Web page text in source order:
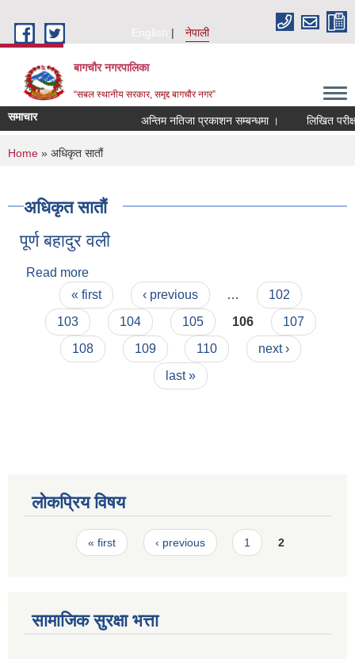
English
नेपाली
बागचौर नगरपालिका
“सबल स्थानीय सरकार, समृद्द बागचौर नगर”
समाचार अन्तिम नतिजा प्रकाशन सम्बन्धमा । लिखित
You are here
Home » अधिकृत सातौं
अधिकृत सातौं
पूर्ण बहादुर वली
Read more
Pages« first ‹ previous …
102
103
104 105 106
107
108
109 110
next ›
last »
लोकप्रिय विषय
Pages« first ‹ previous 1 2
सामाजिक सुरक्षा भत्ता